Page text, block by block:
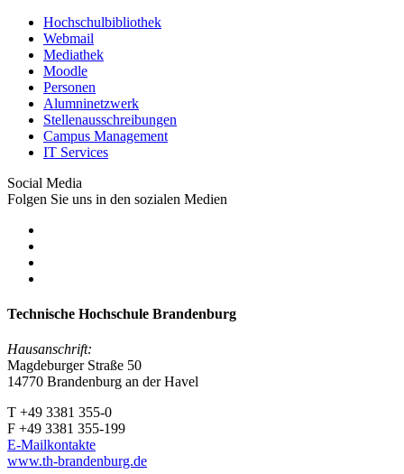
Hochschulbibliothek
Webmail
Mediathek
Moodle
Personen
Alumninetzwerk
Stellenausschreibungen
Campus Management
IT Services
Social Media
Folgen Sie uns in den sozialen Medien
Technische Hochschule Brandenburg
Hausanschrift:
Magdeburger Straße 50
14770 Brandenburg an der Havel
T +49 3381 355-0
F +49 3381 355-199
E-Mailkontakte
www.th-brandenburg.de